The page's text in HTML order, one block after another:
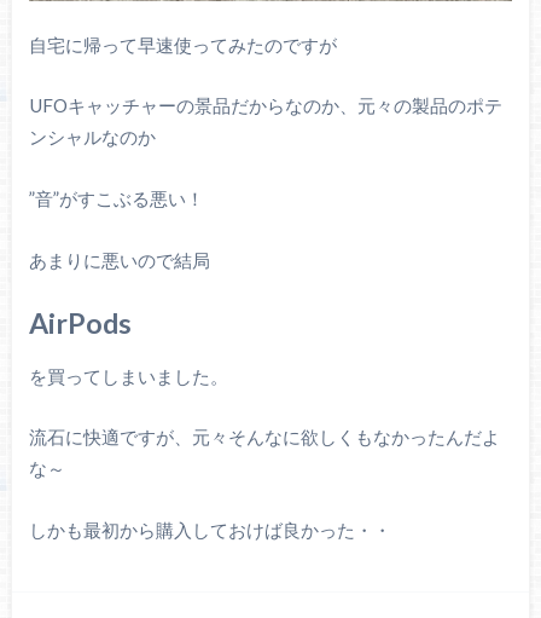
自宅に帰って早速使ってみたのですが
UFOキャッチャーの景品だからなのか、元々の製品のポテ
ンシャルなのか
”音”がすこぶる悪い！
あまりに悪いので結局
AirPods
を買ってしまいました。
流石に快適ですが、元々そんなに欲しくもなかったんだよ
な～
しかも最初から購入しておけば良かった・・